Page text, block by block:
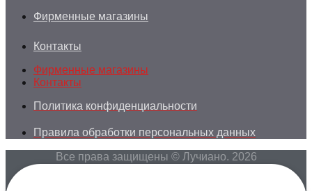
Фирменные магазины
Контакты
Фирменные магазины
Контакты
Политика конфиденциальности
Правила обработки персональных данных
Все права защищены © Лучиано. 2026